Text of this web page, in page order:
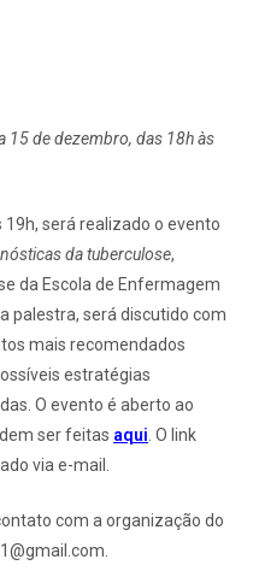
15 de dezembro, das 18h às
será realizado o evento
da tuberculose,
da Escola de Enfermagem
palestra, será discutido com
mais recomendados
estratégias
O evento é aberto ao
ser feitas aqui . O link
via e-mail.
com a organização do